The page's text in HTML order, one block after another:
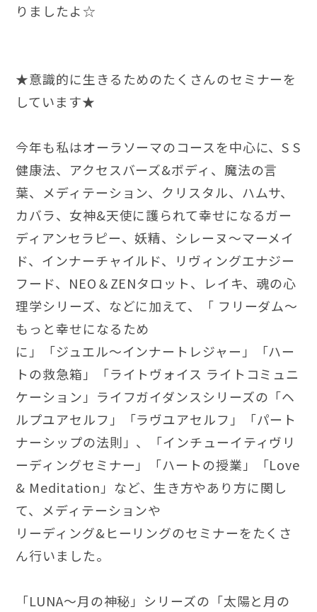
りましたよ☆
★意識的に生きるためのたくさんのセミナーを
しています★
今年も私はオーラソーマのコースを中心に、S S
健康法、アクセスバーズ&ボディ、魔法の言
葉、メディテーション、クリスタル、ハムサ、
カバラ、女神&天使に護られて幸せになるガー
ディアンセラピー、妖精、シレーヌ〜マーメイ
ド、インナーチャイルド、リヴィングエナジー
フード、NEO＆ZENタロット、レイキ、魂の心
理学シリーズ、などに加えて、「 フリーダム〜
もっと幸せになるため
に」「ジュエル〜インナートレジャー」「ハー
トの救急箱」「ライトヴォイス ライトコミュニ
ケーション」ライフガイダンスシリーズの「ヘ
ルプユアセルフ」「ラヴユアセルフ」「パート
ナーシップの法則」、「インチューイティヴリ
ーディングセミナー」「ハートの授業」「Love
& Meditation」など、生き方やあり方に関し
て、メディテーションや
リーディング&ヒーリングのセミナーをたくさ
ん行いました。
「LUNA〜月の神秘」シリーズの「太陽と月の